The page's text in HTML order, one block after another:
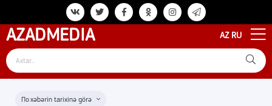
AZADMEDIA AZ RU
xəbərin tarixinə görə